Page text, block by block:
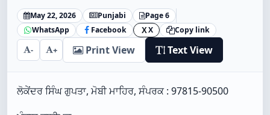
May 22, 2026 Punjabi
Page 6
WhatsApp
Facebook X X Copy link
- + Print View Text View
ਲੋਕੇਂਦਰ ਸਿੰਘ ਗੁਪਤਾ, ਮੋਬੀ ਮਾਹਿਰ, ਸੰਪਰਕ : 97815-90500